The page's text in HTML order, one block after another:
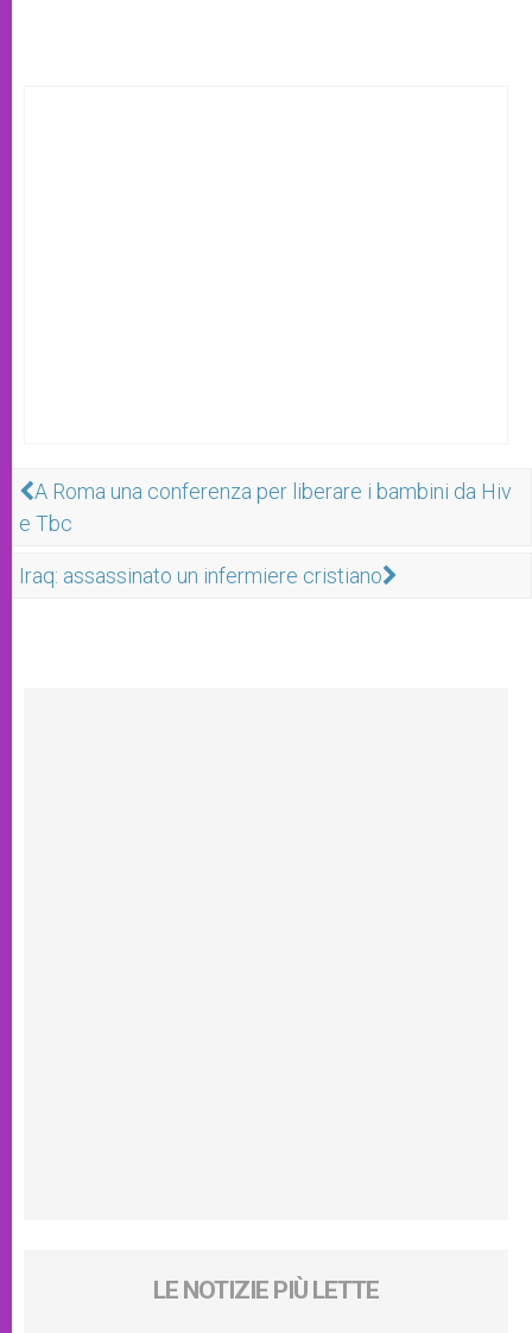
A Roma una conferenza per liberare i bambini da Hiv
e Tbc
Iraq: assassinato un infermiere cristiano
LE NOTIZIE PIÙ LETTE